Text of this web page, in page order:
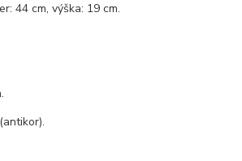
44 cm, výška: 19 cm.